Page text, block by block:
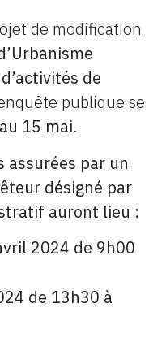
de modification
de
publique se
15 mai.
assurées par un
désigné par
auront lieu :
2024 de 9h00
de 13h30 à